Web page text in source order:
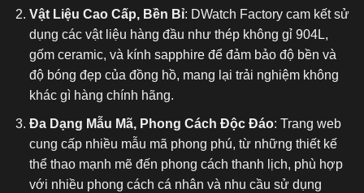
Vật Liệu Cao Cấp, Bền Bỉ: DWatch Factory cam kết sử
dụng các vật liệu hàng đầu như thép không gỉ 904L,
gốm ceramic, và kính sapphire để đảm bảo độ bền và
độ bóng đẹp của đồng hồ, mang lại trải nghiệm không
khác gì hàng chính hãng.
Đa Dạng Mẫu Mã, Phong Cách Độc Đáo: Trang web
cung cấp nhiều mẫu mã phong phú, từ những thiết kế
thể thao mạnh mẽ đến phong cách thanh lịch, phù hợp
với nhiều phong cách cá nhân và nhu cầu sử dụng